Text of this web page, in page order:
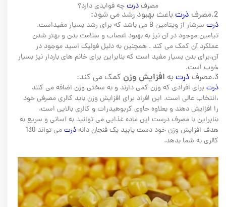
مصرفذرتچه فوایدی دارد؟
2.مصرف ذرتباعث بهبود رشد می شود:
ذرت
سرشار از ویتامین B می باشد که برای رشد بسیار مفیداست.
تیامین موجود در آن نیز به بهبود اعصاب و سلامت بدن و بهتر شدن
عملکرد آن کمک می کند . همچنین به دلیل فولیک اسید موجود در
آن،برای بدن بسیار مفید است که بنابراین برای خانم های باردار نیز بسیار
خوب است.
3.مصرف ذرتبه افزایش وزن کمک می کند:
ذرت برای افرادی که وزن کمی دارند و به سختی وزن اضافه می کنند
،انتخاب عالی است. این افراد برای افزایش وزن باید کالری مصرفی خود
را افزایش دهند و بعلاوه حاوی کربوهیدرات و کالری بالایی است،
بنابراین با مصرف درست این ماده غذایی می توانید به آسانی و سریع به
هدف افزایش وزن خود دست یابید یک فنجان دانهذرت
می تواند 130
کالری به شما بدهد.